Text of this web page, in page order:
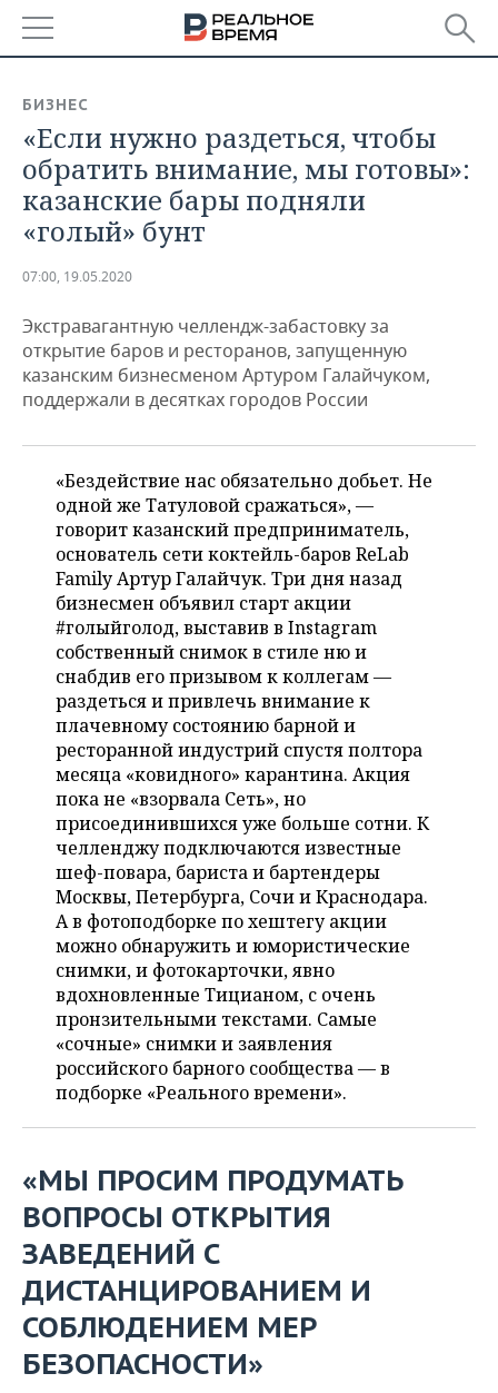
БАШКОРТОСТАН
ТАТАРСТАН
УДМУРТИЯ
НОВОСТИ
АНАЛИТИКА
НОВОСТИ АНАЛИТИКИ
ДЕКЛАРАЦИИ О ДОХОДАХ
КОРОЛИ ГОСЗАКАЗА ПФО
ВУЗЫ ТАТАРСТАНА
ТАТАРСТАНА
ЭКОНОМИКА
НОВОСТИ ЭКОНОМИКИ
ФИНАНСЫ
БАНКИ
ИНВЕСТИЦИИ
ПРОМЫШЛЕННОСТЬ
НОВОСТИ
ПРОМЫШЛЕННОСТИ
АГРОПРОМ
НЕФТЕХИМИЯ
НЕФТЬ
ОПК
ЭНЕРГЕТИКА
НЕДВИЖИМОСТЬ
НОВОСТИ НЕДВИЖИМОСТИ
АВТО
НОВОСТИ БИЗНЕСА
РОЗНИЧНАЯ ТОРГОВЛЯ
ТРАНСПОРТ
УСЛУГИ
ТЕХНОЛОГИИ
НОВОСТИ ТЕХНОЛОГИЙ
МЕДИА
ТЕЛЕКОММУНИКАЦИИ
МЕРОПРИЯТИЯ
НОВОСТИ МЕРОПРИЯТИЙ
ВЫЕЗДНАЯ РЕДАКЦИЯ
БИЗНЕС-БРАНЧИ
ONLINE-КОНФЕРЕНЦИИ
ОТКРЫТАЯ ЛЕКЦИЯ
СПОРТ
НОВОСТИ СПОРТА
ФУТБОЛ
ХОККЕЙ
БАСКЕТБОЛ
ВОЛЕЙБОЛ
КИБЕРСПОРТ
ФИГУРНОЕ КАТАНИЕ
ВОДНЫЕ ВИДЫ СПОРТА
ХОККЕЙ С МЯЧОМ
ОБЩЕСТВО
НОВОСТИ ОБЩЕСТВА
ВЛАСТЬ
ИНФРАСТРУКТУРА
ИСТОРИЯ
КУЛЬТУРА
МЕДИЦИНА
ОБРАЗОВАНИЕ
ПРОИСШЕСТВИЯ
ФОТОГАЛЕРЕЯ
СЮЖЕТЫ
СПРАВОЧНИК
СПИСОК ПЕРСОН
СПИСОК КОМПАНИЙ
ПОЛНАЯ ВЕРСИЯ
БИЗНЕС
«Если нужно раздеться, чтобы
обратить внимание, мы готовы»:
казанские бары подняли
«голый» бунт
07:00, 19.05.2020
Экстравагантную челлендж-забастовку за
открытие баров и ресторанов, запущенную
казанским бизнесменом Артуром Галайчуком,
поддержали в десятках городов России
«Бездействие нас обязательно добьет. Не
одной же Татуловой сражаться», —
говорит казанский предприниматель,
основатель сети коктейль-баров ReLab
Family Артур Галайчук. Три дня назад
бизнесмен объявил старт акции
#голыйголод, выставив в Instagram
собственный снимок в стиле ню и
снабдив его призывом к коллегам —
раздеться и привлечь внимание к
плачевному состоянию барной и
ресторанной индустрий спустя полтора
месяца «ковидного» карантина. Акция
пока не «взорвала Сеть», но
присоединившихся уже больше сотни. К
челленджу подключаются известные
шеф-повара, бариста и бартендеры
Москвы, Петербурга, Сочи и Краснодара.
А в фотоподборке по хештегу акции
можно обнаружить и юмористические
снимки, и фотокарточки, явно
вдохновленные Тицианом, с очень
пронзительными текстами. Самые
«сочные» снимки и заявления
российского барного сообщества — в
подборке «Реального времени».
«МЫ ПРОСИМ ПРОДУМАТЬ
ВОПРОСЫ ОТКРЫТИЯ
ЗАВЕДЕНИЙ С
ДИСТАНЦИРОВАНИЕМ И
СОБЛЮДЕНИЕМ МЕР
БЕЗОПАСНОСТИ»